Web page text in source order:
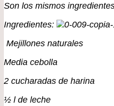
Son los mismos
Ingredientes:
Mejillones naturales
Media cebolla
2 cucharadas de harina
½ l de leche